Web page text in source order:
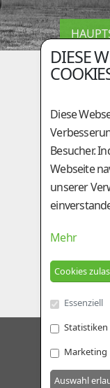
DIESE
Diese
Besucher.
Webseite
unserer
Mehr
Essenziell
Statistiken
Marketing
A-
+43
Am
+43
AGB